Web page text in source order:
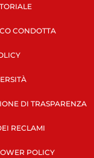
CONDOTTA
DI TRASPARENZA
RECLAMI
POLICY